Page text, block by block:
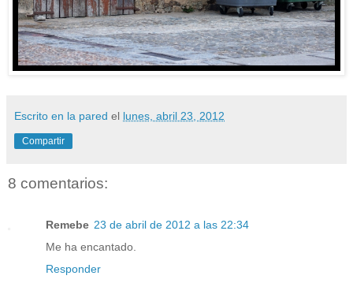
Escrito en la pared el lunes, abril 23, 2012
Compartir
8 comentarios:
Remebe 23 de abril de 2012 a las 22:34
Me ha encantado.
Responder